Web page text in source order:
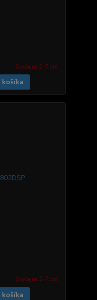
Zvyčajne 2-7 dni.
Zvyčajne 2-7 dni.